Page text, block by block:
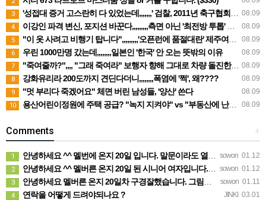
08.09
3 '성접대 증거 고스란히 다 있었는데,,,,,,,' 검찰, 2011년 축구협회 성접대에 "증거 불충분' 무혐의 처분
08.09
4 이강인 파격 변신, 포지션 바꾼다,,,,,,,,,측면 아닌 '최전방 투톱' 시험대
08.09
5 "이 옷 사려고 비행기 탑니다",,,,,,,,,'오픈런에 품절대란' 제주여행 필수템
08.09
6 우린 1000만명 갔는데,,,,,,,,일본인 '한국' 안 오는 뜻밖의 이유
08.09
7 "죽여줄까?",,,, "그래 죽여라" 보행자 향해 그대로 차량 돌진한 운전자
08.09
8 강화유리라 200도까지 견딘다더니,,,,,,,,폭염에 '쩍', 왜????
08.09
9 "멋 부리다 죽겠어요" 체면 버린 남성들, '양산' 쓴다
08.09
10 용산어린이정원에 주택 공급? "녹지 지켜야" vs "부동산에 난린데"
+
Comments
sowon 01.12
1 안녕하세요 ^^ 멜번에 온지 20일 입니다. 말문이라도 열어보려고 글 보냅니다. 정말 반가운 소식인데 시간이…
sowon 01.12
2 안녕하세요 ^^ 멜버른 온지 20일 된 시니어 여자입니다. 생소한 곳이다보니 말문이라도 열어보려고 문자 드려…
sowon 01.11
3 안녕하세요 멜버른 온지 20일차 구경잘했습니다. 그림이 내마음입니다.
JINKI 03.01
4 연락을 어떻게 드려야되나요 ?